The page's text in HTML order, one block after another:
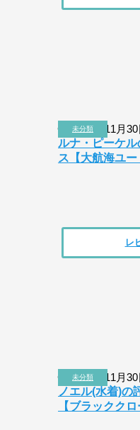
未分類
2018年11月30
ルナ・ピーケ
ス【大航海ユー
レ
未分類
2018年11月30
ノエル(水着)の
【ブラックク